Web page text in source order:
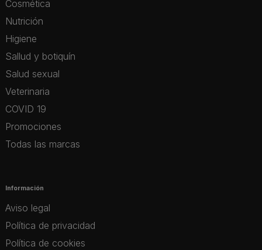
Cosmética
Nutrición
Higiene
Sallud y botiquín
Salud sexual
Veterinaria
COVID 19
Promociones
Todas las marcas
Información
Aviso legal
Política de privacidad
Política de cookies